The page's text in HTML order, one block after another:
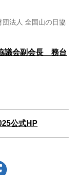
法人 全国山の日協
議会副会長 務台
公式HP